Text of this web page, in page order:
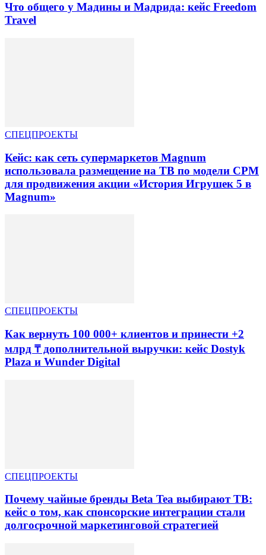
Что общего у Мадины и Мадрида: кейс Freedom
Travel
СПЕЦПРОЕКТЫ
Кейс: как сеть супермаркетов Magnum
использовала размещение на ТВ по модели CPM
для продвижения акции «История Игрушек 5 в
Magnum»
СПЕЦПРОЕКТЫ
Как вернуть 100 000+ клиентов и принести +2
млрд ₸ дополнительной выручки: кейс Dostyk
Plaza и Wunder Digital
СПЕЦПРОЕКТЫ
Почему чайные бренды Beta Tea выбирают ТВ:
кейс о том, как спонсорские интеграции стали
долгосрочной маркетинговой стратегией